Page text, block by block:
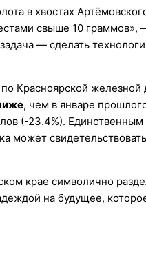
в хвостах
свыше 10 граммов»,
— сделать
Красноярской
, чем в январе
(-23.4%).
может
крае символично
на будущее,